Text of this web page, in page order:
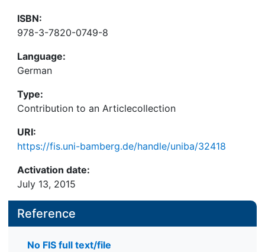
ISBN:
978-3-7820-0749-8
Language:
German
Type:
Contribution to an Articlecollection
URI:
https://fis.uni-bamberg.de/handle/uniba/32418
Activation date:
July 13, 2015
Reference
No FIS full text/file